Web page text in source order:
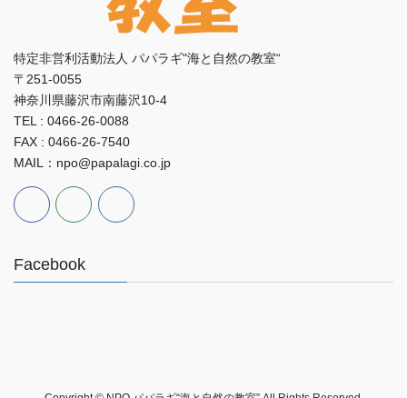
特定非営利活動法人 パパラギ"海と自然の教室“
〒251-0055
神奈川県藤沢市南藤沢10-4
TEL : 0466-26-0088
FAX : 0466-26-7540
MAIL：npo@papalagi.co.jp
Facebook